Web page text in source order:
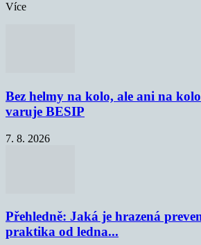
Více
Bez helmy na kolo, ale ani na
varuje BESIP
7. 8. 2026
Přehledně: Jaká je hrazená
praktika od ledna...